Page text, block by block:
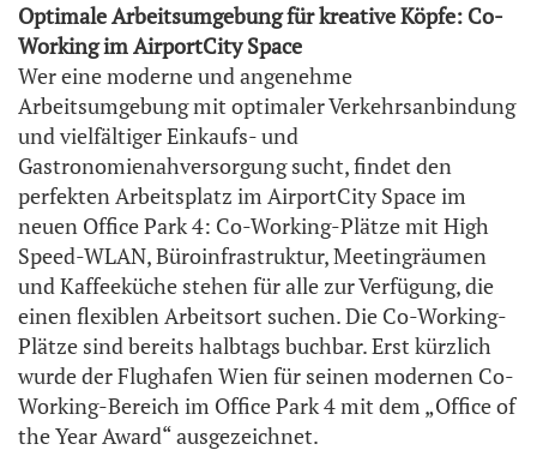
Optimale Arbeitsumgebung für kreative Köpfe: Co-
Working im AirportCity Space
Wer eine moderne und angenehme
Arbeitsumgebung mit optimaler Verkehrsanbindung
und vielfältiger Einkaufs- und
Gastronomienahversorgung sucht, findet den
perfekten Arbeitsplatz im AirportCity Space im
neuen Office Park 4: Co-Working-Plätze mit High
Speed-WLAN, Büroinfrastruktur, Meetingräumen
und Kaffeeküche stehen für alle zur Verfügung, die
einen flexiblen Arbeitsort suchen. Die Co-Working-
Plätze sind bereits halbtags buchbar. Erst kürzlich
wurde der Flughafen Wien für seinen modernen Co-
Working-Bereich im Office Park 4 mit dem „Office of
the Year Award“ ausgezeichnet.